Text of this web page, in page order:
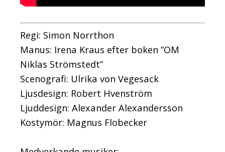
Regi: Simon Norrthon
Manus: Irena Kraus efter boken ”OM
Niklas Strömstedt”
Scenografi: Ulrika von Vegesack
Ljusdesign: Robert Hvenström
Ljuddesign: Alexander Alexandersson
Kostymör: Magnus Flobecker